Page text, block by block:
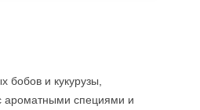
бобов и кукурузы,
ароматными специями и